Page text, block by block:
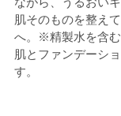
肌そのものを整え
へ。※精製水を含む
肌とファンデーシ
す。